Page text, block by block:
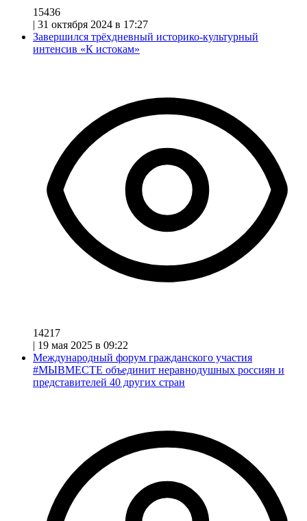
15436
| 31 октября 2024 в 17:27
Завершился трёхдневный историко-культурный
интенсив «К истокам»
14217
| 19 мая 2025 в 09:22
Международный форум гражданского участия
#МЫВМЕСТЕ объединит неравнодушных россиян и
представителей 40 других стран